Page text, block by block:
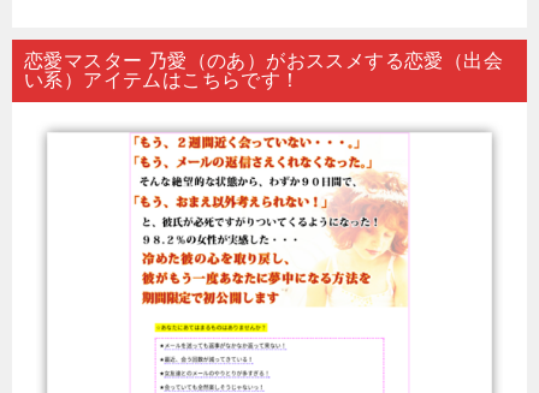
恋愛マスター 乃愛（のあ）がおススメする恋愛（出会
い系）アイテムはこちらです！